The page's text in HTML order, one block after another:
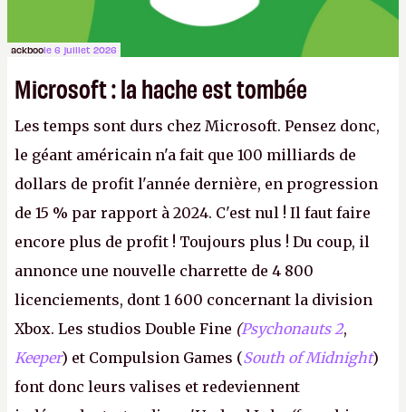
ackboole 6 juillet 2026
Microsoft : la hache est tombée
Les temps sont durs chez Microsoft. Pensez donc,
le géant américain n'a fait que 100 milliards de
dollars de profit l'année dernière, en progression
de 15 % par rapport à 2024. C'est nul ! Il faut faire
encore plus de profit ! Toujours plus ! Du coup, il
annonce une nouvelle charrette de 4 800
licenciements, dont 1 600 concernant la division
Xbox. Les studios Double Fine (Psychonauts 2,
Keeper) et Compulsion Games (South of Midnight)
font donc leurs valises et redeviennent